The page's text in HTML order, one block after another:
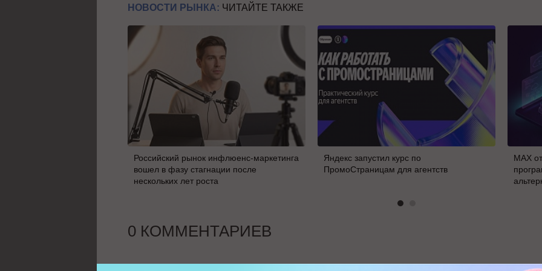
НОВОСТИ РЫНКА: ЧИТАЙТЕ ТАКЖЕ
Российский рынок инфлюенс-маркетинга
вошел в фазу стагнации после
нескольких лет роста
Яндекс запустил курс по
ПромоСтраницам для агентств
MAX
0 КОММЕНТАРИЕВ